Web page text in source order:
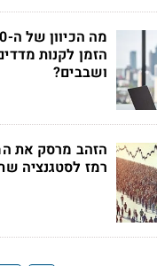
הזמן לקנות
ושבבים?
הזהב מרסק את
רמז לסטגנציה